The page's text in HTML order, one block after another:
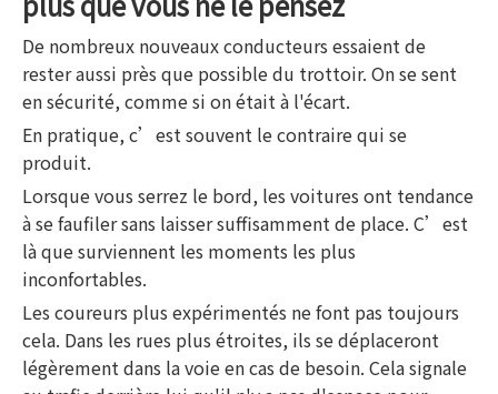
De nombreux nouveaux conducteurs essaient de
rester aussi près que possible du trottoir. On se sent
en sécurité, comme si on était à l'écart.
En pratique, c’est souvent le contraire qui se
produit.
Lorsque vous serrez le bord, les voitures ont tendance
à se faufiler sans laisser suffisamment de place. C’est
là que surviennent les moments les plus
inconfortables.
Les coureurs plus expérimentés ne font pas toujours
cela. Dans les rues plus étroites, ils se déplaceront
légèrement dans la voie en cas de besoin. Cela signale